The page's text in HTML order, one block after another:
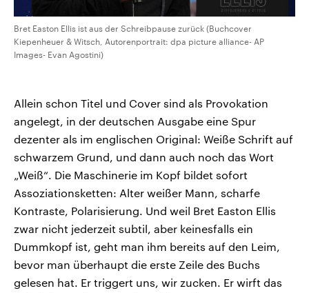
Bret Easton Ellis ist aus der Schreibpause zurück (Buchcover
Kiepenheuer & Witsch, Autorenportrait: dpa picture alliance- AP
Images- Evan Agostini)
Allein schon Titel und Cover sind als Provokation
angelegt, in der deutschen Ausgabe eine Spur
dezenter als im englischen Original: Weiße Schrift auf
schwarzem Grund, und dann auch noch das Wort
„Weiß“. Die Maschinerie im Kopf bildet sofort
Assoziationsketten: Alter weißer Mann, scharfe
Kontraste, Polarisierung. Und weil Bret Easton Ellis
zwar nicht jederzeit subtil, aber keinesfalls ein
Dummkopf ist, geht man ihm bereits auf den Leim,
bevor man überhaupt die erste Zeile des Buchs
gelesen hat. Er triggert uns, wir zucken. Er wirft das